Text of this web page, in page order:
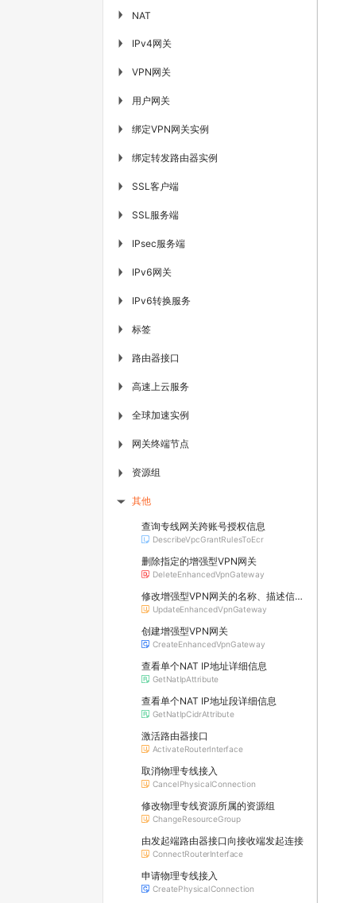
▶ NAT
▶ IPv4网关
▶ VPN网关
▶ 用户网关
▶ 绑定VPN网关实例
▶ 绑定转发路由器实例
▶ SSL客户端
▶ SSL服务端
▶ IPsec服务端
▶ IPv6网关
▶ IPv6转换服务
▶ 标签
▶ 路由器接口
▶ 高速上云服务
▶ 全球加速实例
▶ 网关终端节点
▶ 资源组
▶ 其他
查询专线网关跨账号授权信息
DescribeVpcGrantRulesToEcr
删除指定的增强型VPN网关
DeleteEnhancedVpnGateway
修改增强型VPN网关的名称、描述信息或路由自动传播功能
UpdateEnhancedVpnGateway
创建增强型VPN网关
CreateEnhancedVpnGateway
查看单个NAT IP地址详细信息
GetNatIpAttribute
查看单个NAT IP地址段详细信息
GetNatIpCidrAttribute
激活路由器接口
ActivateRouterInterface
取消物理专线接入
CancelPhysicalConnection
修改物理专线资源所属的资源组
ChangeResourceGroup
由发起端路由器接口向接收端发起连接
ConnectRouterInterface
申请物理专线接入
CreatePhysicalConnection